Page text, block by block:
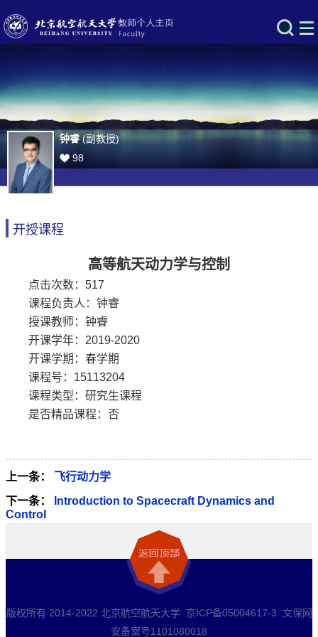
钟睿(副教授)
98
开授课程
高等航天动力学与控制
点击次数： 517
课程负责人：钟睿
授课教师：钟睿
开课学年：2019-2020
开课学期：春学期
课程号：15113204
课程类型：研究生课程
是否精品课程：否
上一条：
飞行动力学
下一条：
Introduction to Spacecraft Dynamics and
Control
版权所有 2014-2022 北京航空航天大学 京ICP备05004617-3 文保网
安备案号1101080018